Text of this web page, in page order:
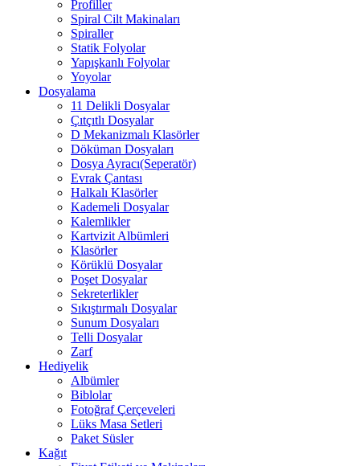
Profiller
Spiral Cilt Makinaları
Spiraller
Statik Folyolar
Yapışkanlı Folyolar
Yoyolar
Dosyalama
11 Delikli Dosyalar
Çıtçıtlı Dosyalar
D Mekanizmalı Klasörler
Döküman Dosyaları
Dosya Ayracı(Seperatör)
Evrak Çantası
Halkalı Klasörler
Kademeli Dosyalar
Kalemlikler
Kartvizit Albümleri
Klasörler
Körüklü Dosyalar
Poşet Dosyalar
Sekreterlikler
Sıkıştırmalı Dosyalar
Sunum Dosyaları
Telli Dosyalar
Zarf
Hediyelik
Albümler
Biblolar
Fotoğraf Çerçeveleri
Lüks Masa Setleri
Paket Süsler
Kağıt